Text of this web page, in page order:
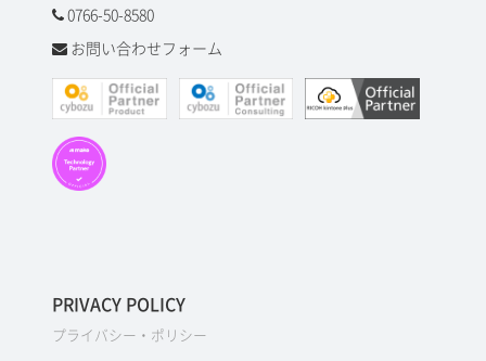
0766-50-8580
お問い合わせフォーム
PRIVACY POLICY
プライバシー・ポリシー